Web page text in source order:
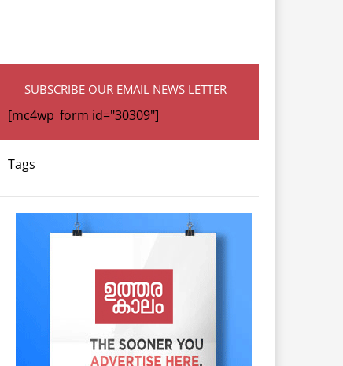
SUBSCRIBE OUR EMAIL NEWS LETTER
[mc4wp_form id="30309"]
Tags